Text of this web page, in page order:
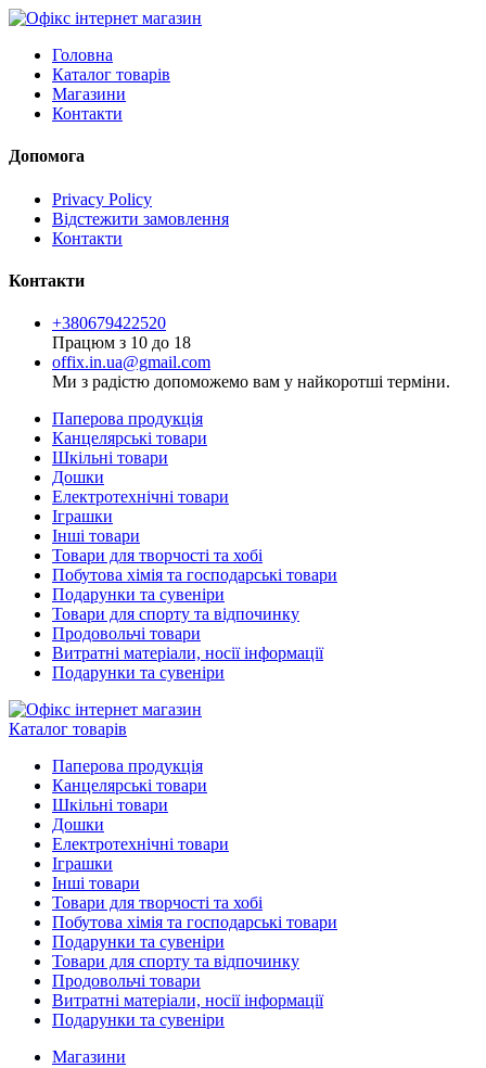
Головна
Каталог товарів
Магазини
Контакти
Допомога
Privacy Policy
Відстежити замовлення
Контакти
Контакти
+380679422520
Працюм з 10 до 18
offix.in.ua@gmail.com
Ми з радістю допоможемо вам у найкоротші терміни.
Паперова продукція
Канцелярські товари
Шкільні товари
Дошки
Електротехнічні товари
Іграшки
Інші товари
Товари для творчості та хобі
Побутова хімія та господарські товари
Подарунки та сувеніри
Товари для спорту та відпочинку
Продовольчі товари
Витратні матеріали, носії інформації
Подарунки та сувеніри
Каталог товарів
Паперова продукція
Канцелярські товари
Шкільні товари
Дошки
Електротехнічні товари
Іграшки
Інші товари
Товари для творчості та хобі
Побутова хімія та господарські товари
Подарунки та сувеніри
Товари для спорту та відпочинку
Продовольчі товари
Витратні матеріали, носії інформації
Подарунки та сувеніри
Магазини